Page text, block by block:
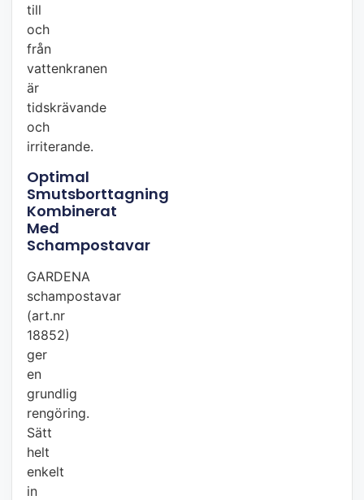
till
och
från
vattenkranen
är
tidskrävande
och
irriterande.
Optimal
Smutsborttagning
Kombinerat
Med
Schampostavar
GARDENA
schampostavar
(art.nr
18852)
ger
en
grundlig
rengöring.
Sätt
helt
enkelt
in